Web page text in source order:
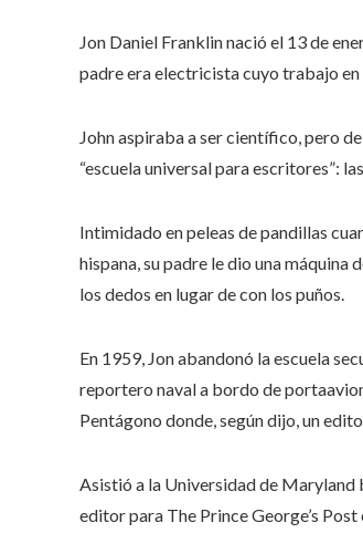
Jon Daniel Franklin nació el 13 de
padre era electricista cuyo trabajo
John aspiraba a ser científico, pero
“escuela universal para escritores”:
Intimidado en peleas de pandillas
hispana, su padre le dio una
los dedos en lugar de con los puños.
En 1959, Jon abandonó la escuela
reportero naval a bordo de
Pentágono donde, según dijo, un
Asistió a la Universidad de Maryland
editor para The Prince George’s